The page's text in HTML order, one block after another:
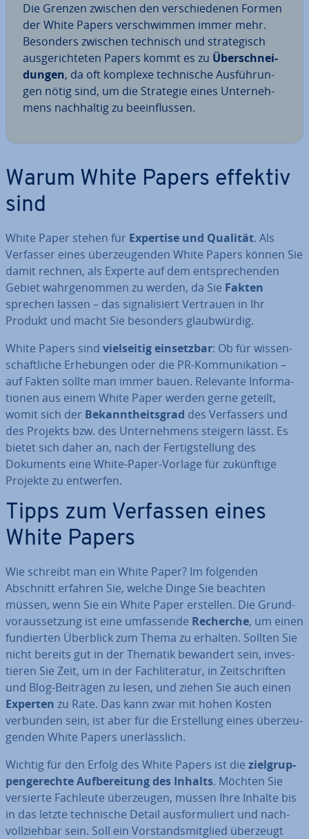
Die Grenzen zwischen den ver­schie­de­nen Formen
der White Papers ver­schwim­men immer mehr.
Besonders zwischen technisch und stra­te­gisch
aus­ge­rich­te­ten Papers kommt es zu Über­schnei­
dun­gen, da oft komplexe tech­ni­sche Aus­füh­run­
gen nötig sind, um die Strategie eines Un­ter­neh­
mens nach­hal­tig zu be­ein­flus­sen.
Warum White Papers effektiv
sind
White Paper stehen für Expertise und Qualität. Als
Verfasser eines über­zeu­gen­den White Papers können Sie
damit rechnen, als Experte auf dem ent­spre­chen­den
Gebiet wahr­ge­nom­men zu werden, da Sie Fakten
sprechen lassen – das si­gna­li­siert Vertrauen in Ihr
Produkt und macht Sie besonders glaub­wür­dig.
White Papers sind viel­sei­tigein­setz­bar: Ob für wis­sen­
schaft­li­che Er­he­bun­gen oder die PR-Kom­mu­ni­ka­ti­on –
auf Fakten sollte man immer bauen. Relevante In­for­ma­
tio­nen aus einem White Paper werden gerne geteilt,
womit sich der Be­kannt­heits­grad des Ver­fas­sers und
des Projekts bzw. des Un­ter­neh­mens steigern lässt. Es
bietet sich daher an, nach der Fer­tig­stel­lung des
Dokuments eine White-Paper-Vorlage für zu­künf­ti­ge
Projekte zu entwerfen.
Tipps zum Verfassen eines
White Papers
Wie schreibt man ein White Paper? Im folgenden
Abschnitt erfahren Sie, welche Dinge Sie beachten
müssen, wenn Sie ein White Paper erstellen. Die Grund­
vor­aus­set­zung ist eine um­fas­sen­de Recherche, um einen
fun­dier­ten Überblick zum Thema zu erhalten. Sollten Sie
nicht bereits gut in der Thematik bewandert sein, in­ves­
tie­ren Sie Zeit, um in der Fach­li­te­ra­tur, in Zeit­schrif­ten
und Blog-Beiträgen zu lesen, und ziehen Sie auch einen
Experten zu Rate. Das kann zwar mit hohen Kosten
verbunden sein, ist aber für die Er­stel­lung eines über­zeu­
gen­den White Papers un­er­läss­lich.
Wichtig für den Erfolg des White Papers ist die ziel­grup­
pen­ge­rech­te Auf­be­rei­tung des Inhalts. Möchten Sie
versierte Fachleute über­zeu­gen, müssen Ihre Inhalte bis
in das letzte tech­ni­sche Detail aus­for­mu­liert und nach­
voll­zieh­bar sein. Soll ein Vor­stands­mit­glied überzeugt